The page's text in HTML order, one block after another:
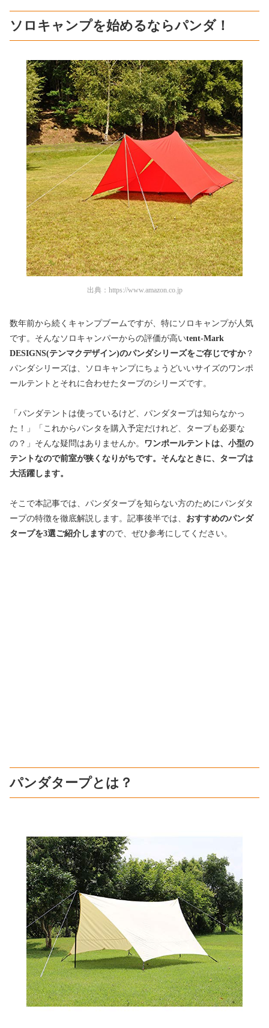
ソロキャンプを始めるならパンダ！
出典： https://www.amazon.co.jp
数年前から続くキャンプブームですが、特にソロキャンプが人気
です。そんなソロキャンパーからの評価が高いtent-Mark
DESIGNS(テンマクデザイン)のパンダシリーズをご存じですか？
パンダシリーズは、ソロキャンプにちょうどいいサイズのワンポ
ールテントとそれに合わせたタープのシリーズです。
「パンダテントは使っているけど、パンダタープは知らなかっ
た！」「これからパンタを購入予定だけれど、タープも必要な
の？」そんな疑問はありませんか。
ワンポールテントは、小型の
テントなので前室が狭くなりがちです。そんなときに、タープは
大活躍します。
そこで本記事では、パンダタープを知らない方のためにパンダタ
ープの特徴を徹底解説します。記事後半では、 おすすめのパンダ
タープを3選ご紹介しますので、ぜひ参考にしてください。
パンダタープとは？